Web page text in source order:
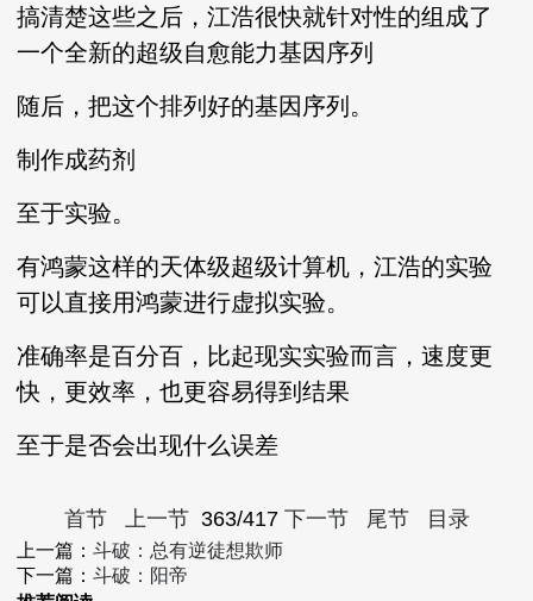
搞清楚这些之后，江浩很快就针对性的组成了
一个全新的超级自愈能力基因序列
随后，把这个排列好的基因序列。
制作成药剂
至于实验。
有鸿蒙这样的天体级超级计算机，江浩的实验
可以直接用鸿蒙进行虚拟实验。
准确率是百分百，比起现实实验而言，速度更
快，更效率，也更容易得到结果
至于是否会出现什么误差
首节 上一节 363/417 下一节 尾节 目录
上一篇：斗破：总有逆徒想欺师
下一篇：斗破：阳帝